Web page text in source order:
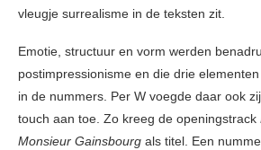
vleugje surrealisme in de teksten zit.
Emotie, structuur en vorm werden
postimpressionisme en die drie
in de nummers. Per W voegde daar ook
touch aan toe. Zo kreeg de openingstrack
Monsieur Gainsbourg als titel. Een